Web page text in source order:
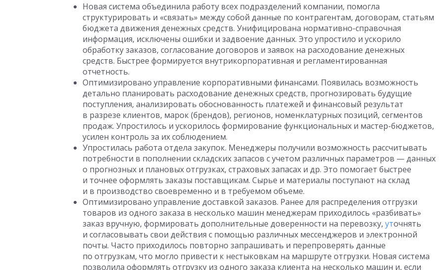
Новая система объединила работу всех подразделений компании, помогла
структурировать и «связать» между собой данные по контрагентам, договорам, статьям
бюджета движения денежных средств. Унифицирована нормативно-справочная
информация, исключены ошибки и задвоение данных. Это упростило и ускорило
обработку заказов, согласование договоров и заявок на расходование денежных
средств. Быстрее формируется внутрикорпоративная и регламентированная
отчетность.
Оптимизировано управление корпоративными финансами. Появилась возможность
детально планировать расходование денежных средств, прогнозировать будущие
поступления, анализировать обоснованность платежей и финансовый результат
в разрезе клиентов, марок (брендов), регионов, номенклатурных позиций, сегментов
продаж. Упростилось и ускорилось формирование функциональных и мастер-бюджетов,
усилен контроль за их соблюдением.
Упростилась работа отдела закупок. Менеджеры получили возможность рассчитывать
потребности в пополнении складских запасов с учетом различных параметров — данных
о прогнозных и плановых отгрузках, страховых запасах и др. Это помогает быстрее
и точнее оформлять заказы поставщикам. Сырье и материалы поступают на склад
и в производство своевременно и в требуемом объеме.
Оптимизировано управление доставкой заказов. Ранее для распределения отгрузки
товаров из одного заказа в несколько машин менеджерам приходилось «разбивать»
заказ вручную, формировать дополнительные доверенности на перевозку, уточнять
и согласовывать свои действия с помощью различных мессенджеров и электронной
почты. Часто приходилось повторно запрашивать и перепроверять данные
по отгрузкам, что могло привести к нестыковкам на маршруте отгрузки. Новая система
позволила оформлять отгрузку из одного заказа клиента на несколько машин и, если